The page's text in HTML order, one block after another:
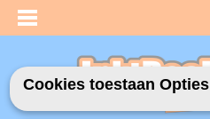
Cookies toestaan Opties